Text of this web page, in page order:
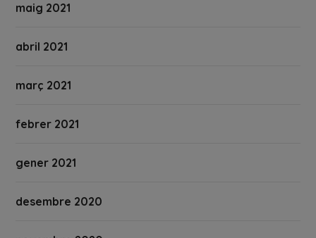
maig 2021
abril 2021
març 2021
febrer 2021
gener 2021
desembre 2020